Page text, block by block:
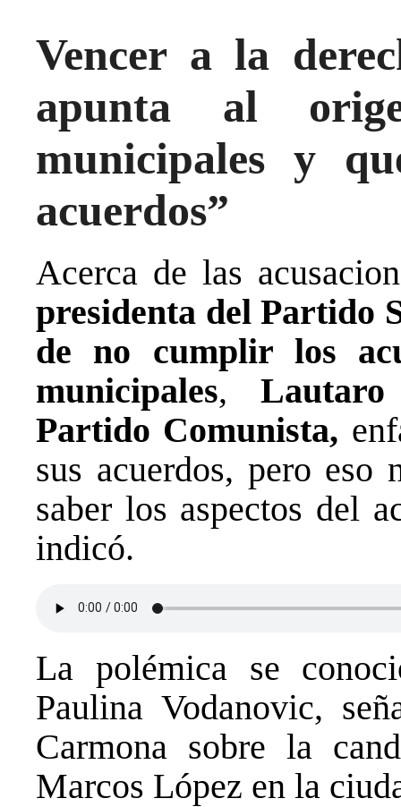
Vencer a la
apunta al
municipales y
acuerdos”
Acerca de las
presidenta del Partido
de no cumplir los
municipales,
Partido Comunista,
sus acuerdos, pero
saber los aspectos del
indicó.
La polémica se
Paulina Vodanovic,
Carmona sobre la
Marcos López en la